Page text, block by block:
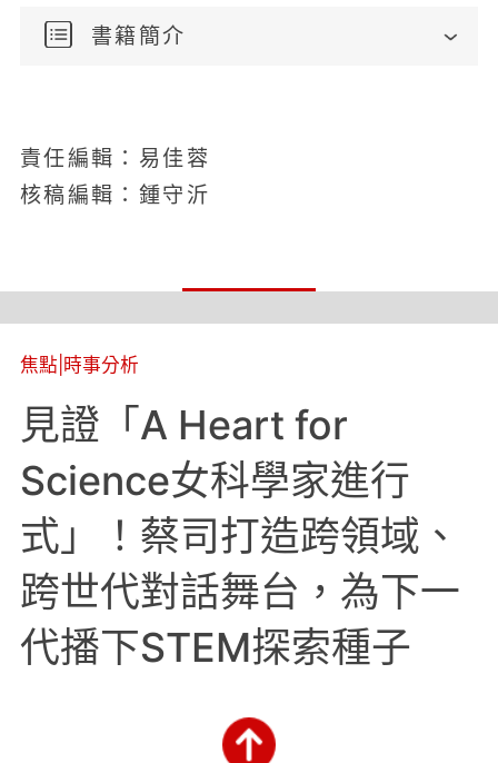
書籍簡介
責任編輯：易佳蓉
核稿編輯：鍾守沂
焦點 時事分析
見證「A Heart for
Science女科學家進行
式」！蔡司打造跨領域、
跨世代對話舞台，為下一
代播下STEM探索種子